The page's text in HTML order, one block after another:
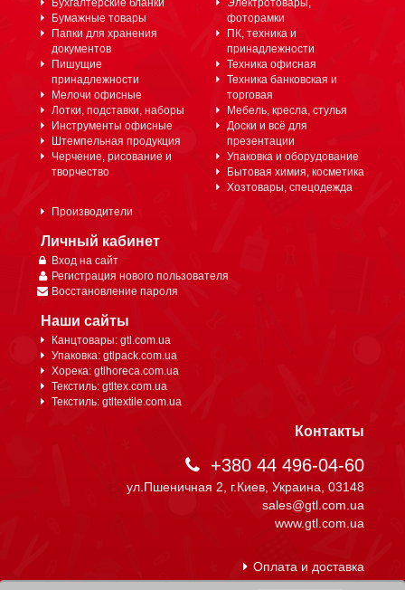
Бухгалтерские бланки
Бумажные товары
Папки для хранения
документов
Пишущие
принадлежности
Мелочи офисные
Лотки, подставки, наборы
Инструменты офисные
Штемпельная продукция
Черчение, рисование и
творчество
Электротовары,
фоторамки
ПК, техника и
принадлежности
Техника офисная
Техника банковская и
торговая
Мебель, кресла, стулья
Доски и всё для
презентации
Упаковка и оборудование
Бытовая химия, косметика
Хозтовары, спецодежда
Производители
Личный кабинет
Вход на сайт
Регистрация нового пользователя
Восстановление пароля
Наши сайты
Канцтовары: gtl.com.ua
Упаковка: gtlpack.com.ua
Хорека: gtlhoreca.com.ua
Текстиль: gtltex.com.ua
Текстиль: gtltextile.com.ua
Контакты
+380 44 496-04-60
ул.Пшеничная 2, г.Киев, Украина, 03148
sales@gtl.com.ua
www.gtl.com.ua
Оплата и доставка